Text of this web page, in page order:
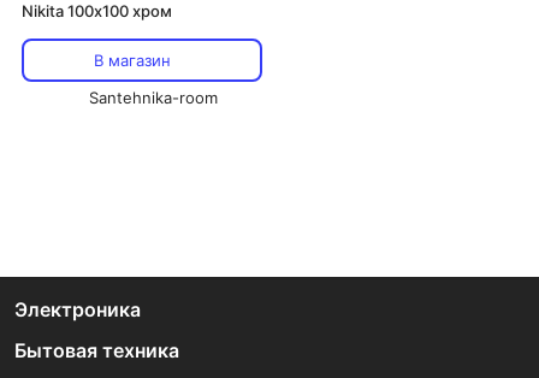
Nikita 100х100 хром
В магазин
Santehnika-room
Электроника
Бытовая техника